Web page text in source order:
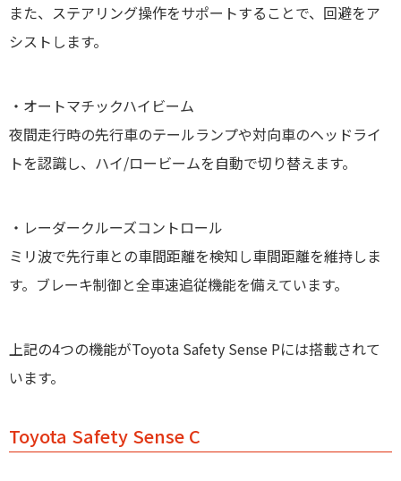
また、ステアリング操作をサポートすることで、回避をア
シストします。
・オートマチックハイビーム
夜間走行時の先行車のテールランプや対向車のヘッドライ
トを認識し、ハイ/ロービームを自動で切り替えます。
・レーダークルーズコントロール
ミリ波で先行車との車間距離を検知し車間距離を維持しま
す。ブレーキ制御と全車速追従機能を備えています。
上記の4つの機能がToyota Safety Sense Pには搭載されて
います。
Toyota Safety Sense C